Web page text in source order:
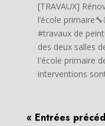
[TRAVAUX]
l’école
#travaux de
des deux salles
l'école primaire
interventions
« Entrées